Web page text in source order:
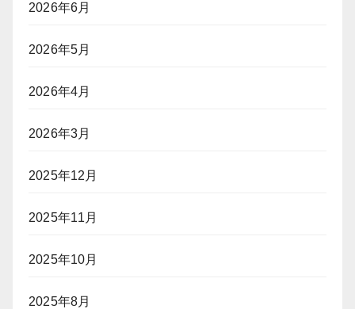
2026年6月
2026年5月
2026年4月
2026年3月
2025年12月
2025年11月
2025年10月
2025年8月